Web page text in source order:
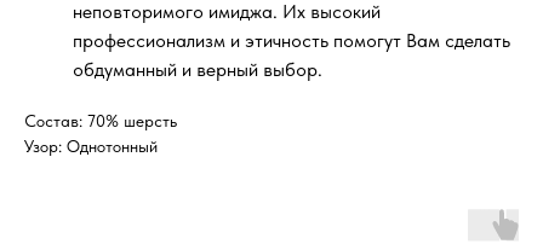
неповторимого имиджа. Их высокий
профессионализм и этичность помогут Вам сделать
обдуманный и верный выбор.
Состав: 70% шерсть
Узор: Однотонный